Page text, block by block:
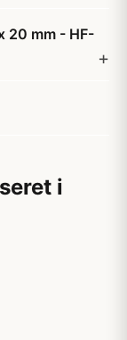
20 mm - HF-
i